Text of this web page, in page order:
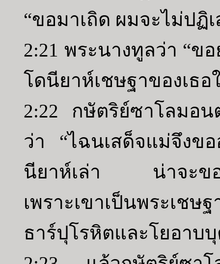
“ขอมาเถิด ผมจะไม่ปฏิ
2:21 พระนางทูลว่า “ข
โดนียาห์เชษฐาของเธอ
2:22 กษัตริย์ซาโลมอน
ว่า “ไฉนเสด็จแม่จึงข
นียาห์เล่า น่าจะขอร
เพราะเขาเป็นพระเชษ
ธาร์ปุโรหิตและโยอาบบุ